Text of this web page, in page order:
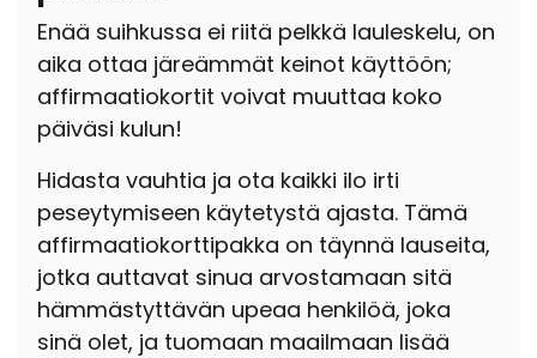
Enää suihkussa ei riitä pelkkä lauleskelu, on
aika ottaa järeämmät keinot käyttöön;
affirmaatiokortit voivat muuttaa koko
päiväsi kulun!
Hidasta vauhtia ja ota kaikki ilo irti
peseytymiseen käytetystä ajasta. Tämä
affirmaatiokorttipakka on täynnä lauseita,
jotka auttavat sinua arvostamaan sitä
hämmästyttävän upeaa henkilöä, joka
sinä olet, ja tuomaan maailmaan lisää